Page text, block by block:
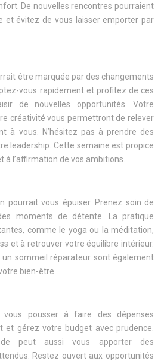
De nouvelles rencontres pourraient
et évitez de vous laisser emporter par
être marquée par des changements
vous rapidement et profitez de ces
de nouvelles opportunités. Votre
créativité vous permettront de relever
à vous. N’hésitez pas à prendre des
leadership. Cette semaine est propice
à l’affirmation de vos ambitions.
pourrait vous épuiser. Prenez soin de
moments de détente. La pratique
comme le yoga ou la méditation,
et à retrouver votre équilibre intérieur.
sommeil réparateur sont également
bien-être.
vous pousser à faire des dépenses
et gérez votre budget avec prudence.
peut aussi vous apporter des
Restez ouvert aux opportunités